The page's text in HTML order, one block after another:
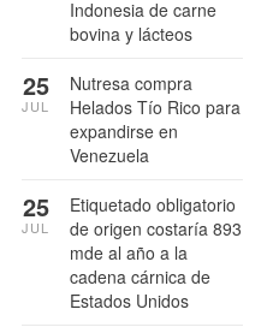
Indonesia de carne
bovina y lácteos
Nutresa compra
Helados Tío Rico para
expandirse en
Venezuela
25
JUL
Etiquetado obligatorio
de origen costaría 893
mde al año a la
cadena cárnica de
Estados Unidos
25
JUL